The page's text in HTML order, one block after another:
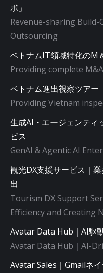
ボ」
Revenue-sharing
Outsourcing
ベトナムIT領域特化のM
Providing complete
ベトナム進出視察ツアー
Providing Vietnam
生成AI・エージェンティ
ビス
GenAI & Agentic AI
観光DX支援サービス｜
出
Tourism DX Support
Efficiency and Creating
Avatar Data Hub｜AI駆
Avatar Data Hub｜AI-
Avatar Sales｜Gmailネ